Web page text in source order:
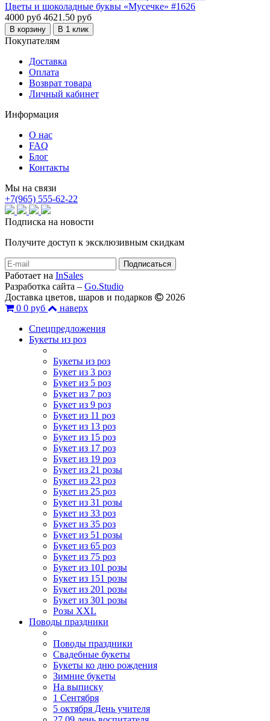
Цветы и шоколадные буквы «Мусечке» #1626
4000 руб 4621.50 руб
В корзину В 1 клик
Покупателям
Доставка
Оплата
Возврат товара
Личный кабинет
Информация
О нас
FAQ
Блог
Контакты
Мы на связи
+7(965) 555-62-22
Подписка на новости
Получите доступ к эксклюзивным скидкам
Работает на InSales
Разработка сайта – Go.Studio
Доставка цветов, шаров и подарков
2026
0 0 руб
наверх
Спецпредложения
Букеты из роз
Букеты из роз
Букет из 3 роз
Букет из 5 роз
Букет из 7 роз
Букет из 9 роз
Букет из 11 роз
Букет из 13 роз
Букет из 15 роз
Букет из 17 роз
Букет из 19 роз
Букет из 21 розы
Букет из 23 роз
Букет из 25 роз
Букет из 31 розы
Букет из 33 роз
Букет из 35 роз
Букет из 51 розы
Букет из 65 роз
Букет из 75 роз
Букет из 101 розы
Букет из 151 розы
Букет из 201 розы
Букет из 301 розы
Розы XXL
Поводы праздники
Поводы праздники
Свадебные букеты
Букеты ко дню рождения
Зимние букеты
На выписку
1 Сентября
5 октября День учителя